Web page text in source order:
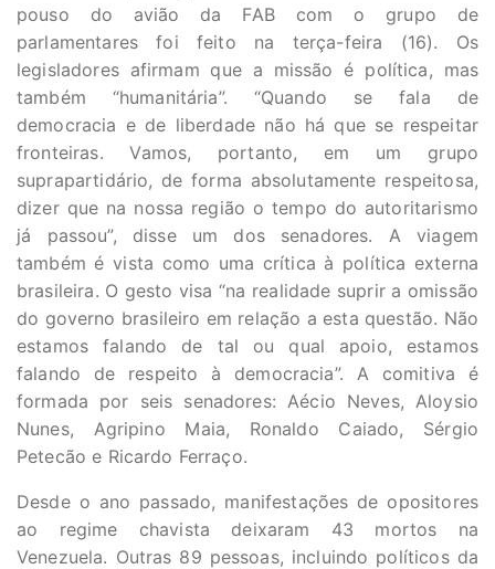
pouso do avião da FAB com o grupo de
parlamentares foi feito na terça-feira (16). Os
legisladores afirmam que a missão é política, mas
também “humanitária”. “Quando se fala de
democracia e de liberdade não há que se respeitar
fronteiras. Vamos, portanto, em um grupo
suprapartidário, de forma absolutamente respeitosa,
dizer que na nossa região o tempo do autoritarismo
já passou”, disse um dos senadores. A viagem
também é vista como uma crítica à política externa
brasileira. O gesto visa “na realidade suprir a omissão
do governo brasileiro em relação a esta questão. Não
estamos falando de tal ou qual apoio, estamos
falando de respeito à democracia”. A comitiva é
formada por seis senadores: Aécio Neves, Aloysio
Nunes, Agripino Maia, Ronaldo Caiado, Sérgio
Petecão e Ricardo Ferraço.
Desde o ano passado, manifestações de opositores
ao regime chavista deixaram 43 mortos na
Venezuela. Outras 89 pessoas, incluindo políticos da